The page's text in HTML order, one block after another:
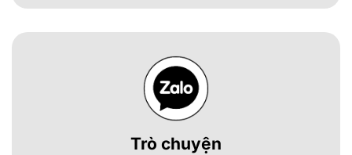
Trò chuyện